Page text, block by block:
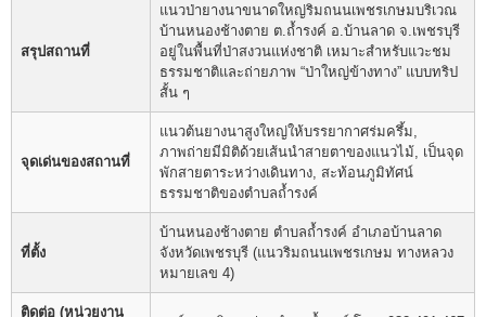
สรุปสถานที่
แนวป่ายางนาขนาดใหญ่ริมถนนเพชรเกษมบริเวณ
บ้านหนองช้างตาย ต.ถ้ำรงค์ อ.บ้านลาด จ.เพชรบุรี
อยู่ในพื้นที่ป่าสงวนแห่งชาติ เหมาะสำหรับแวะชม
ธรรมชาติและถ่ายภาพ “ป่าใหญ่ข้างทาง” แบบทริป
สั้น ๆ
จุดเด่นของสถานที่
แนวต้นยางนาสูงใหญ่ให้บรรยากาศร่มครึ้ม,
ภาพถ่ายมีมิติด้วยเส้นนำสายตาของแนวไม้, เป็นจุด
พักสายตาระหว่างเดินทาง, สะท้อนภูมิทัศน์
ธรรมชาติของตำบลถ้ำรงค์
ที่ตั้ง
บ้านหนองช้างตาย ตำบลถ้ำรงค์ อำเภอบ้านลาด
จังหวัดเพชรบุรี (แนวริมถนนเพชรเกษม ทางหลวง
หมายเลข 4)
ติดต่อ (หน่วยงาน